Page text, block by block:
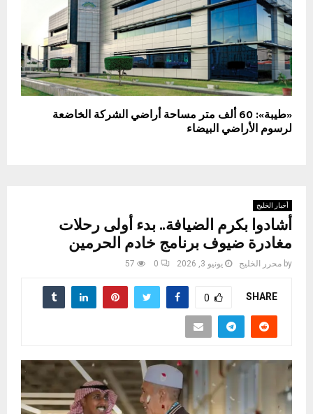
«طيبة»: 60 ألف متر مساحة أراضي الشركة الخاضعة
لرسوم الأراضي البيضاء
أخبار الخليج
أشادوا بكرم الضيافة.. بدء أولى رحلات
مغادرة ضيوف برنامج خادم الحرمين
by محرر الخليج يونيو 3, 2026 0
57
SHARE
0